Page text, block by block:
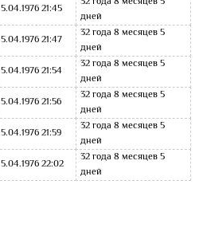
5.04.1976 21:45
дней
5.04.1976 21:47
32 года 8 месяцев 5
дней
5.04.1976 21:54
32 года 8 месяцев 5
дней
5.04.1976 21:56
32 года 8 месяцев 5
дней
5.04.1976 21:59
32 года 8 месяцев 5
дней
5.04.1976 22:02
32 года 8 месяцев 5
дней